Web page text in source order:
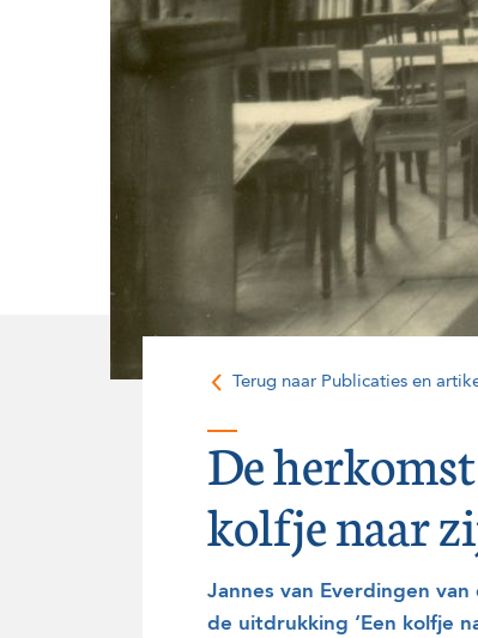
Vacatures
Strategie, statuten en
Partners van de NGF
Informatie over de NGF-pas
NGF-verzekeringen
Topgolf
De NGF-competities
Golf in Nederland: feiten en
Onze historie
Vrijwilligers
Terug naar Publicaties en
De
kolfje naar
Jannes van Everdingen
de uitdrukking ‘Een kolfje